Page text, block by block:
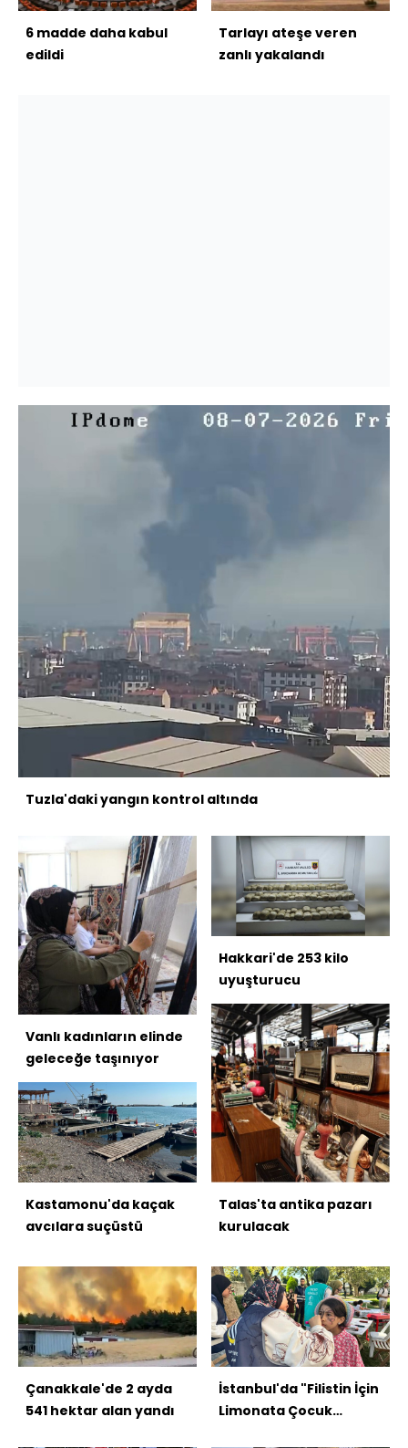
6 madde daha kabul
edildi
Tarlayı ateşe veren
zanlı yakalandı
Tuzla'daki yangın kontrol altında
Vanlı kadınların elinde
geleceğe taşınıyor
Kastamonu'da kaçak
avcılara suçüstü
Hakkari'de 253 kilo
uyuşturucu
Talas'ta antika pazarı
kurulacak
Çanakkale'de 2 ayda
541 hektar alan yandı
İstanbul'da "Filistin İçin
Limonata Çocuk